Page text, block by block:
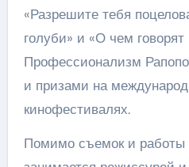
«Разрешите тебя
голуби» и «О чем
Профессионализм
и призами на
кинофестивалях.
Помимо съемок и работы